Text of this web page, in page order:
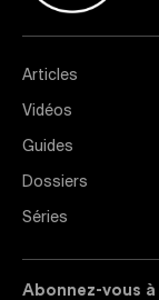
Articles
Vidéos
Guides
Dossiers
Séries
Abonnez-vous